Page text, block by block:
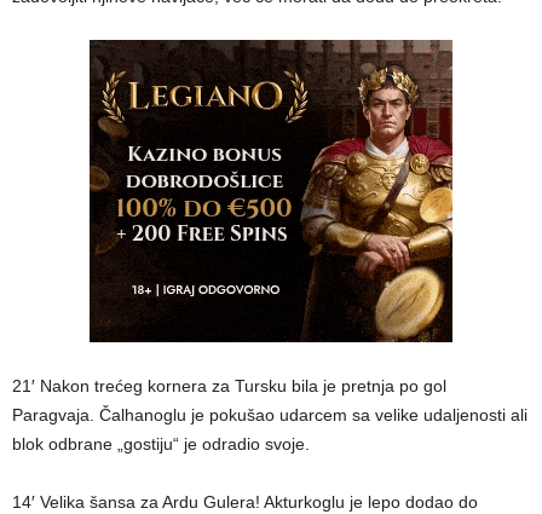
21′ Nakon trećeg kornera za Tursku bila je pretnja po gol
Paragvaja. Čalhanoglu je pokušao udarcem sa velike udaljenosti ali
blok odbrane „gostiju“ je odradio svoje.
14′ Velika šansa za Ardu Gulera! Akturkoglu je lepo dodao do